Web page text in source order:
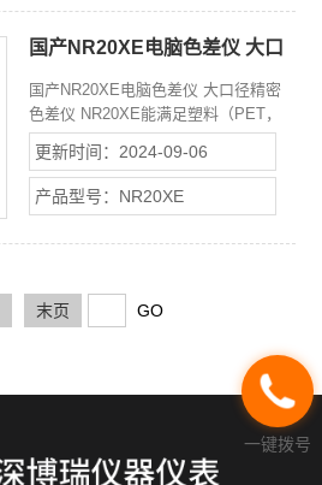
量。
国产NR20XE电脑色差仪 大口
国产NR20XE电脑色差仪 大口径精密
色差仪 NR20XE能满足塑料（PET，
PE，PP，PTA，ABS，EVA粒子及粉
末），彩钢板，涂料，纺织，荧光材
料，牛仔布，医药，食品等行业的分
析及控制生产流程中的品质，帮助企业
印染、彩钢、纸张、塑料、化工、涂
料、油墨、建材等行业。
更新时间：2024-09-06
产品型号：NR20XE
末页
一键拨号